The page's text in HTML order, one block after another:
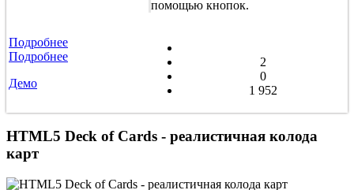
помощью кнопок.
Подробнее
Подробнее
Демо
2
0
1 952
HTML5 Deck of Cards - реалистичная колода
карт